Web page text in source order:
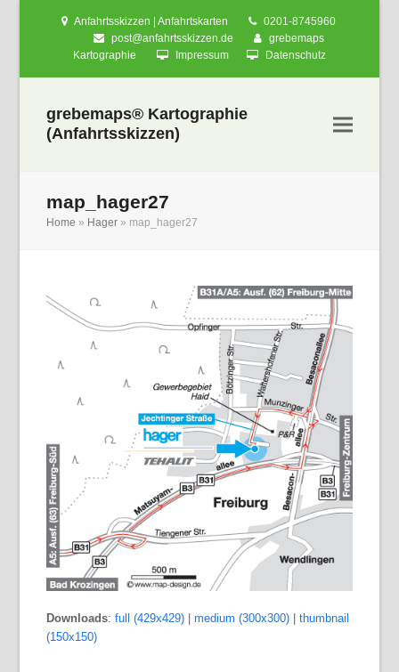
Anfahrtsskizzen | Anfahrtskarten
0201-8745960
post@anfahrtsskizzen.de
grebemaps
Kartographie
Impressum Datenschutz
grebemaps® Kartographie
(Anfahrtsskizzen)
map_hager27
Home » Hager » map_hager27
Downloads:full (429x429) |medium (300x300) |thumbnail
(150x150)